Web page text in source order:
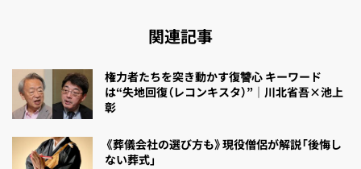
関連記事
権力者たちを突き動かす復讐心 キーワード
は“失地回復（レコンキスタ）”｜川北省吾×池上
彰
《葬儀会社の選び方も》現役僧侶が解説「後悔し
ない葬式」